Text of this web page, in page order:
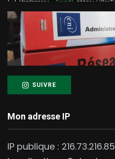
SUIVRE
Mon adresse IP
IP publique : 216.73.216.85